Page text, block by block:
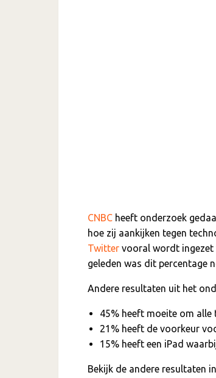
CNBC heeft onderzoek
hoe zij aankijken tegen
Twitter vooral wordt ingezet
geleden was dit percentage
Andere resultaten uit het
45% heeft moeite om
21% heeft de voorkeur
15% heeft een iPad
Bekijk de andere resultaten